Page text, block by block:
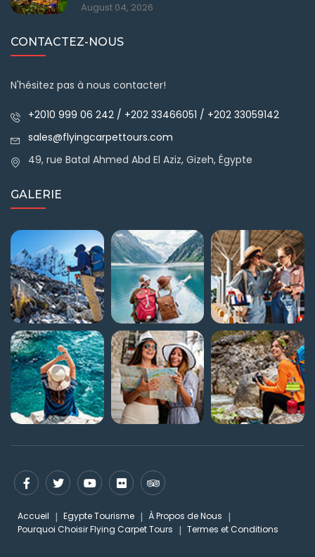
August 04, 2026
CONTACTEZ-NOUS
N'hésitez pas à nous contacter!
+2010 999 06 242 / +202 33466051 / +202 33059142
sales@flyingcarpettours.com
49, rue Batal Ahmed Abd El Aziz, Gizeh, Égypte
GALERIE
Accueil Egypte Tourisme
À Propos de Nous
Pourquoi Choisir Flying Carpet Tours
Termes et Conditions